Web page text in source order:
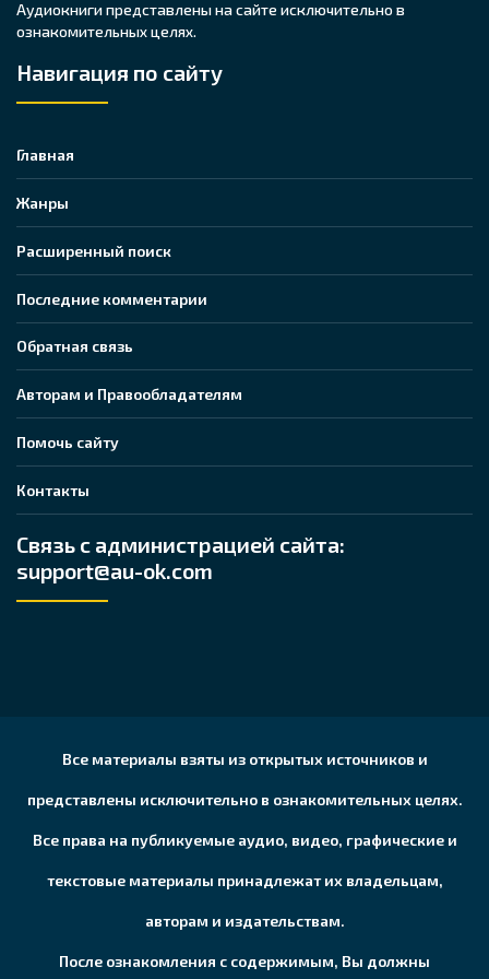
Аудиокниги представлены на сайте исключительно в
ознакомительных целях.
Навигация по сайту
Главная
Жанры
Расширенный поиск
Последние комментарии
Обратная связь
Авторам и Правообладателям
Помочь сайту
Контакты
Связь с администрацией сайта:
support@au-ok.com
Все материалы взяты из открытых источников и
представлены исключительно в ознакомительных целях.
Все права на публикуемые аудио, видео, графические и
текстовые материалы принадлежат их владельцам,
авторам и издательствам.
После ознакомления с содержимым, Вы должны